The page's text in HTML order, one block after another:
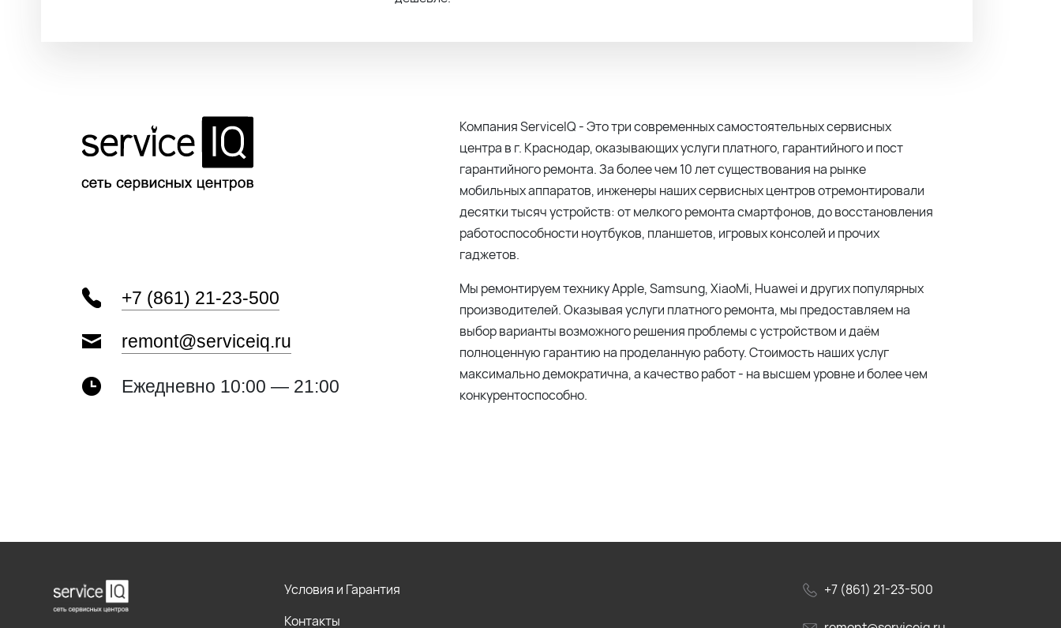
+7 (861) 21-23-500
remont@serviceiq.ru
Ежедневно 10:00 — 21:00
Компания ServiceIQ - Это три современных самостоятельных сервисных
центра в г. Краснодар, оказывающих услуги платного, гарантийного и пост
гарантийного ремонта. За более чем 10 лет существования на рынке
мобильных аппаратов, инженеры наших сервисных центров отремонтировали
десятки тысяч устройств: от мелкого ремонта смартфонов, до восстановления
работоспособности ноутбуков, планшетов, игровых консолей и прочих
гаджетов.
Мы ремонтируем технику Apple, Samsung, XiaoMi, Huawei и других популярных
производителей. Оказывая услуги платного ремонта, мы предоставляем на
выбор варианты возможного решения проблемы с устройством и даём
полноценную гарантию на проделанную работу. Стоимость наших услуг
максимально демократична, а качество работ - на высшем уровне и более чем
конкурентоспособно.
+7 (861) 21-23-500
Условия и Гарантия
Контакты